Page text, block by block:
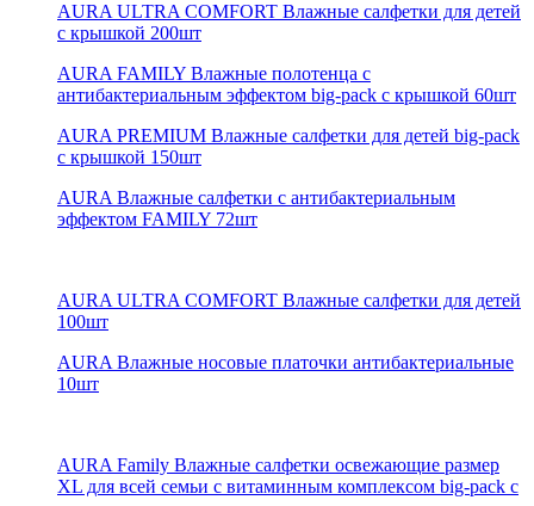
AURA ULTRA COMFORT Влажные салфетки для детей
с крышкой 200шт
AURA FAMILY Влажные полотенца с
антибактериальным эффектом big-pack с крышкой 60шт
AURA PREMIUM Влажные салфетки для детей big-pack
с крышкой 150шт
AURA Влажные салфетки с антибактериальным
эффектом FAMILY 72шт
AURA ULTRA COMFORT Влажные салфетки для детей
100шт
AURA Влажные носовые платочки антибактериальные
10шт
AURA Family Влажные салфетки освежающие размер
XL для всей семьи с витаминным комплексом big-pack с